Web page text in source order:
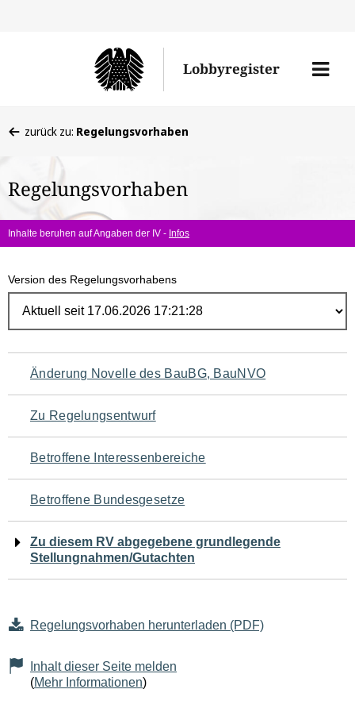
Lobbyregister
Menü
befinden
hier:
zurück zu: Regelungsvorhaben
Regelungsvorhaben
Inhalte beruhen auf Angaben der IV - Infos
Version des Regelungsvorhabens
Navigation
für
den
Seiteninhalt
Änderung Novelle des BauBG, BauNVO
Zu Regelungsentwurf
Betroffene Interessenbereiche
Betroffene Bundesgesetze
Zu diesem RV abgegebene grundlegende
Stellungnahmen/Gutachten
Regelungsvorhaben herunterladen (PDF)
Inhalt dieser Seite melden
(Mehr Informationen)